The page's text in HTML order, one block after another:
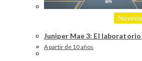
Juniper Mae 3: El
A partir de 10 años